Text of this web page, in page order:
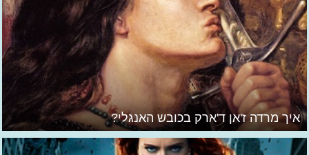
איך מרדה ז'אן ד'ארק בכובש האנגלי?